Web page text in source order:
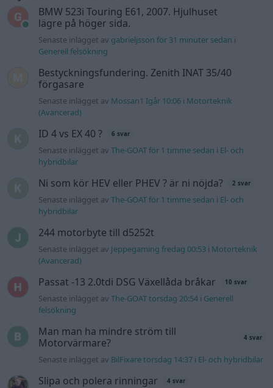
BMW 523i Touring E61, 2007. Hjulhuset
lägre på höger sida.
Senaste inlägget av gabrieljsson för 31 minuter sedan i
Generell felsökning
Bestyckningsfundering. Zenith INAT 35/40
förgasare
Senaste inlägget av Mossan1 Igår 10:06 i Motorteknik
(Avancerad)
ID 4 vs EX 40 ? 6 svar
Senaste inlägget avThe-GOAT för 1 timme sedan i El- och
hybridbilar
Ni som kör HEV eller PHEV ? är ni nöjda? 2 svar
Senaste inlägget avThe-GOAT för 1 timme sedan i El- och
hybridbilar
244 motorbyte till d5252t
Senaste inlägget av Jeppegaming fredag 00:53 i Motorteknik
(Avancerad)
Passat -13 2.0tdi DSG Växellåda bråkar 10 svar
Senaste inlägget avThe-GOAT torsdag 20:54 i Generell
felsökning
Man man ha mindre ström till
Motorvärmare?
4 svar
Senaste inlägget av BilFixare torsdag 14:37 i El- och hybridbilar
Slipa och polera rinningar 4 svar